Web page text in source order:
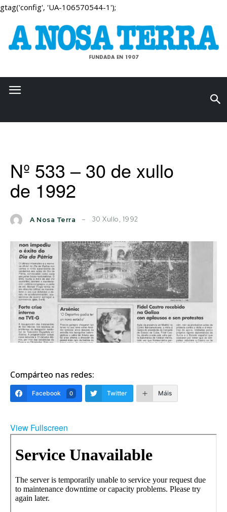
gtag('config', 'UA-106570544-1');
Nº 533 – 30 de xullo
de 1992
A Nosa Terra 30 Xullo, 1992
Compárteo nas redes:
Facebook 0 Twitter Máis
View Fullscreen